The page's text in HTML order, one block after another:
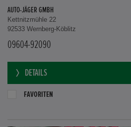
AUTO-JÄGER GMBH
Kettnitzmühle 22
92533 Wernberg-Köblitz
09604-92090
DETAILS
FAVORITEN